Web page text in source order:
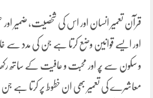
قرآن تعمیر انسان اور اس کی شخصیت، ضمیر اور
اور ایسے قوانین وضع کرتا ہے جن کی مدد سے
و سکون سے پُر اور محبت و عافیت کے ساتھ رکھا
معاشرے کی تعمیر بھی ان خطوط پر کرتا ہے جن